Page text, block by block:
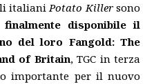
italianiPotato Killersono
disponibile il
del loro Fangold: The
of Britain, TGC in terza
importante per il nuovo